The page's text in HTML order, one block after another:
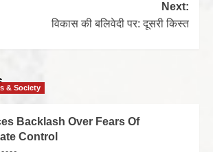
Next:
विकास की बलिवेदी पर: दूसरी किस्‍त
& Society
Backlash Over Fears Of
Control